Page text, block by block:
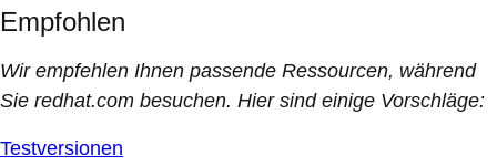
Empfohlen
Wir empfehlen Ihnen passende Ressourcen, während
Sie redhat.com besuchen. Hier sind einige Vorschläge:
Testversionen